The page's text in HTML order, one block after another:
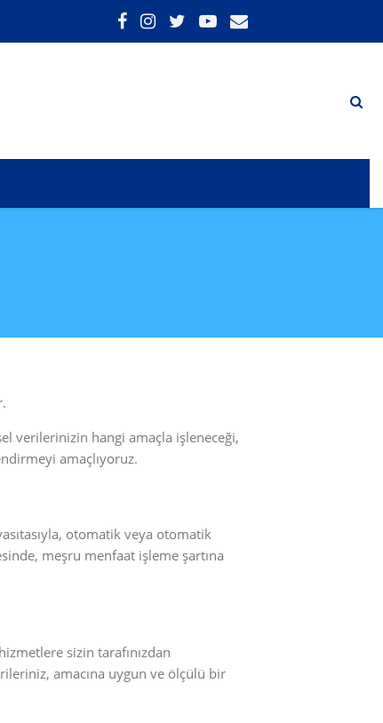
verilerinizin hangi amaçla işleneceği,
amaçlıyoruz.
otomatik veya otomatik
meşru menfaat işleme şartına
sizin tarafınızdan
amacına uygun ve ölçülü bir